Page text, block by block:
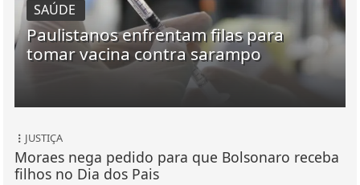
SAÚDE
Paulistanos enfrentam filas para
tomar vacina contra sarampo
JUSTIÇA
Moraes nega pedido para que Bolsonaro receba
filhos no Dia dos Pais